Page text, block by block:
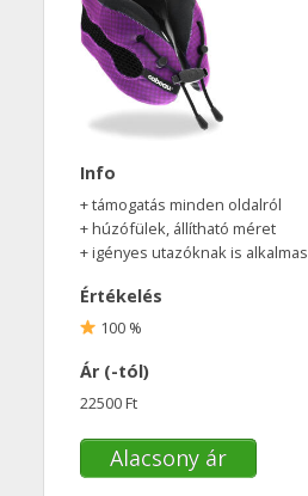
Info
+ támogatás minden oldalról
+ húzófülek, állítható méret
+ igényes utazóknak is alkalmas
Értékelés
100 %
Ár (-tól)
22500 Ft
Alacsony ár